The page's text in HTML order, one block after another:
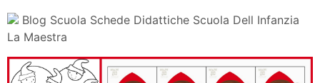
Blog Scuola Schede Didattiche Scuola Dell Infanzia
La Maestra